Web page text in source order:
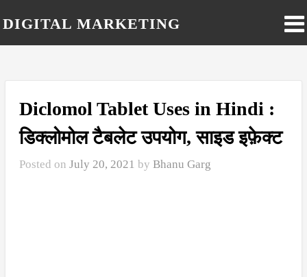
DIGITAL MARKETING
BLOG IN HINDI
Diclomol Tablet Uses in Hindi :
डिक्लोमोल टैबलेट उपयोग, साइड इफ़ेक्ट
Posted on July 20, 2021 by Bhanu Garg